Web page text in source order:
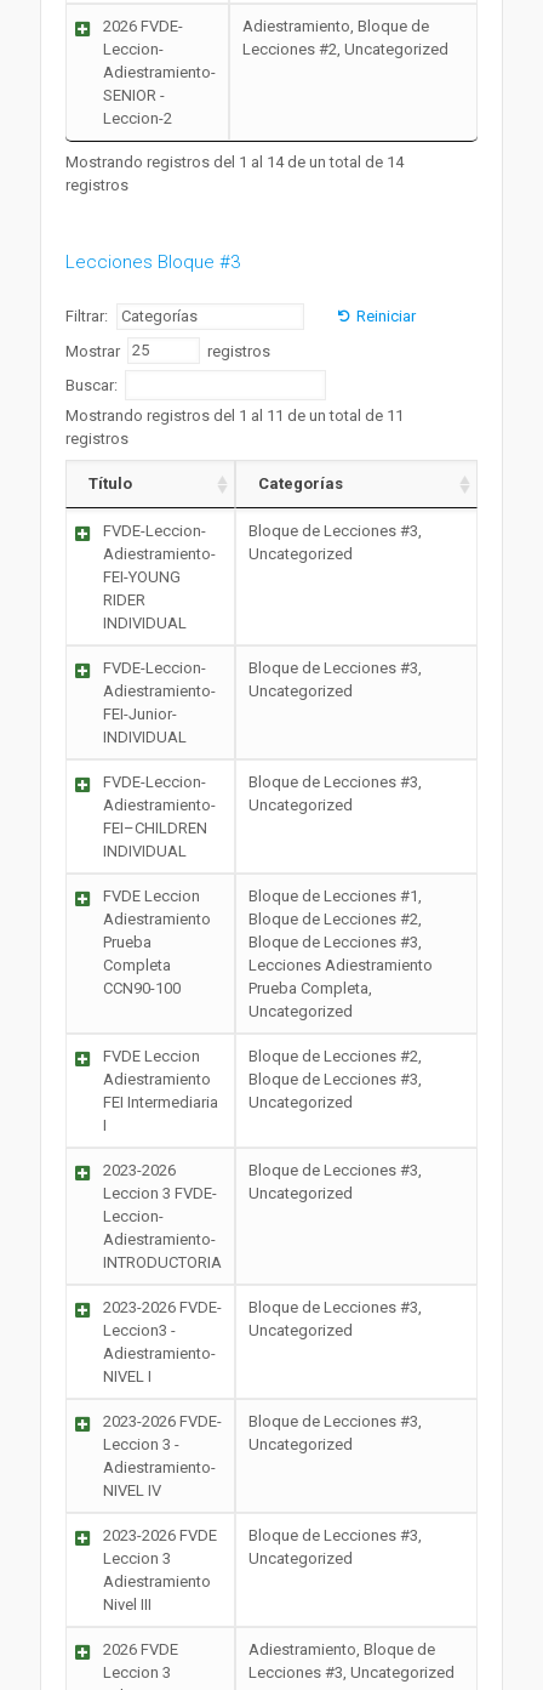
2026 FVDE-
Leccion-
Adiestramiento-
SENIOR -
Leccion-2
Adiestramiento, Bloque de
Lecciones #2, Uncategorized
Mostrando registros del 1 al 14 de un total de 14
registros
Lecciones Bloque #3
Filtrar:
Reiniciar
Mostrar
registros
Buscar:
Mostrando registros del 1 al 11 de un total de 11
registros
Título Categorías
FVDE-Leccion-
Adiestramiento-
FEI-YOUNG
RIDER
INDIVIDUAL
Bloque de Lecciones #3,
Uncategorized
FVDE-Leccion-
Adiestramiento-
FEI-Junior-
INDIVIDUAL
Bloque de Lecciones #3,
Uncategorized
FVDE-Leccion-
Adiestramiento-
FEI–CHILDREN
INDIVIDUAL
Bloque de Lecciones #3,
Uncategorized
FVDE Leccion
Adiestramiento
Prueba
Completa
CCN90-100
Bloque de Lecciones #1,
Bloque de Lecciones #2,
Bloque de Lecciones #3,
Lecciones Adiestramiento
Prueba Completa,
Uncategorized
FVDE Leccion
Adiestramiento
FEI Intermediaria
I
Bloque de Lecciones #2,
Bloque de Lecciones #3,
Uncategorized
2023-2026
Leccion 3 FVDE-
Leccion-
Adiestramiento-
INTRODUCTORIA
Bloque de Lecciones #3,
Uncategorized
2023-2026 FVDE-
Leccion3 -
Adiestramiento-
NIVEL I
Bloque de Lecciones #3,
Uncategorized
2023-2026 FVDE-
Leccion 3 -
Adiestramiento-
NIVEL IV
Bloque de Lecciones #3,
Uncategorized
2023-2026 FVDE
Leccion 3
Adiestramiento
Nivel III
Bloque de Lecciones #3,
Uncategorized
2026 FVDE
Leccion 3
Adiestramiento, Bloque de
Lecciones #3, Uncategorized